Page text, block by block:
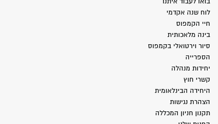
לוח שנה אקדמי
חיי הקמפוס
בינה מלאכותית
סיור וירטואלי בקמפוס
הספרייה
יחידות מנהלה
קשרי חוץ
היחידה הבינלאומית
הצהרת נגישות
תקנון חניון המכללה